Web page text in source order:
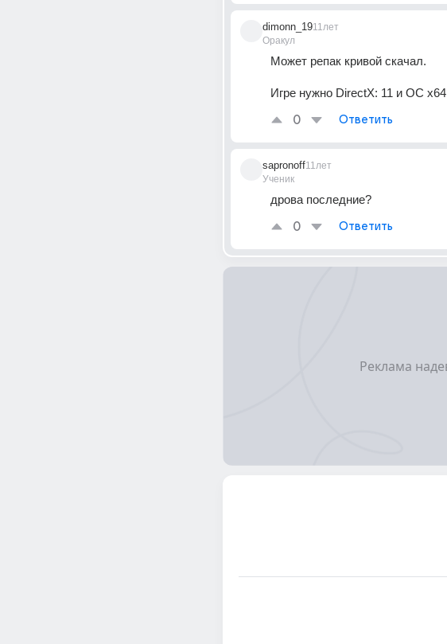
dimonn_19
Оракул
11лет
Может репак кривой скачал.
Игре нужно DirectX: 11 и ОС х64
0 Ответить
sapronoff
Ученик
11лет
дрова последние?
0 Ответить